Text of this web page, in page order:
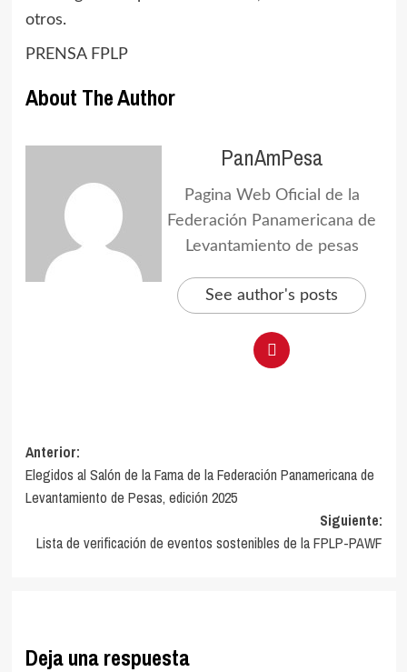
otros.
PRENSA FPLP
About The Author
PanAmPesa
Pagina Web Oficial de la
Federación Panamericana de
Levantamiento de pesas
See author's posts
Navegación
de
entradas
Anterior:
Elegidos al Salón de la Fama de la Federación Panamericana de
Levantamiento de Pesas, edición 2025
Siguiente:
Lista de verificación de eventos sostenibles de la FPLP-PAWF
Deja una respuesta